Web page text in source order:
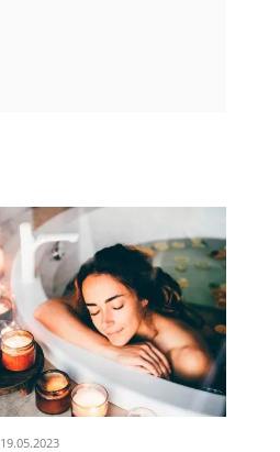
19.05.2023